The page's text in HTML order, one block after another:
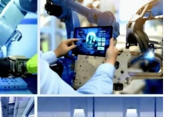
ung thư phổi
đột biến gen